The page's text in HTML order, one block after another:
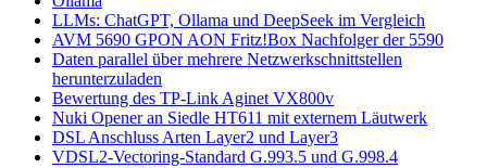
LLMs: ChatGPT, Ollama und DeepSeek im Vergleich
AVM 5690 GPON AON Fritz!Box Nachfolger der 5590
Daten parallel über mehrere Netzwerkschnittstellen
herunterzuladen
Bewertung des TP-Link Aginet VX800v
Nuki Opener an Siedle HT611 mit externem Läutwerk
DSL Anschluss Arten Layer2 und Layer3
VDSL2-Vectoring-Standard G.993.5 und G.998.4